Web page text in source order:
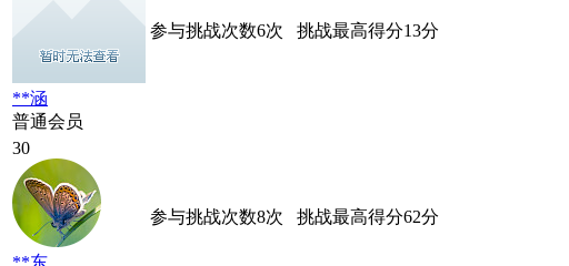
**涵
普通会员
参与挑战次数6次 挑战最高得分13分
30
参与挑战次数8次 挑战最高得分62分